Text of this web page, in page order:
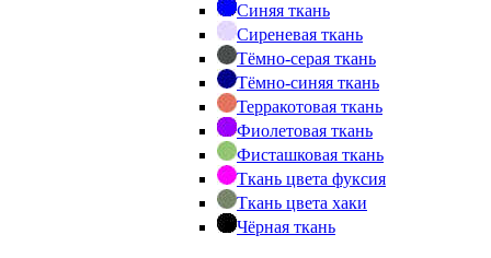
Синяя ткань
Сиреневая ткань
Тёмно-серая ткань
Тёмно-синяя ткань
Терракотовая ткань
Фиолетовая ткань
Фисташковая ткань
Ткань цвета фуксия
Ткань цвета хаки
Чёрная ткань